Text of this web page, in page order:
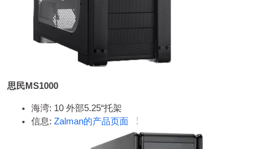
思民MS1000
海湾: 10 外部5.25“托架
信息:Zalman的产品页面